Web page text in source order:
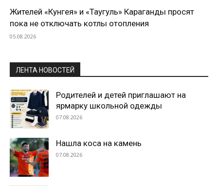
Жителей «Кунгея» и «Таугуль» Караганды просят
пока не отключать котлы отопления
05.08.2026
ЛЕНТА НОВОСТЕЙ
Родителей и детей приглашают на
ярмарку школьной одежды
07.08.2026
Нашла коса на камень
07.08.2026